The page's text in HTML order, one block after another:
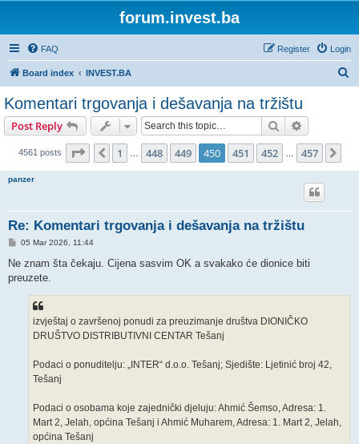
forum.invest.ba
FAQ Login
Register
Board index INVEST.BA
Komentari trgovanja i dešavanja na tržištu
Post Reply Search
4561 posts Page 450 of 457
Previous
1 448 449 450 451 452 457
panzer
Re: Komentari trgovanja i dešavanja na tržištu
P
s
05 Mar 2026, 11:44
Ne znam šta čekaju. Cijena sasvim OK a svakako će dionice biti
preuzete.
izvještaj o završenoj ponudi za preuzimanje društva DIONIČKO
DRUŠTVO DISTRIBUTIVNI CENTAR Tešanj
Podaci o ponuditelju: „INTER“ d.o.o. Tešanj; Sjedište: Ljetinić broj 42,
Tešanj
Podaci o osobama koje zajednički djeluju: Ahmić Šemso, Adresa: 1.
Mart 2, Jelah, općina Tešanj i Ahmić Muharem, Adresa: 1. Mart 2, Jelah,
općina Tešanj